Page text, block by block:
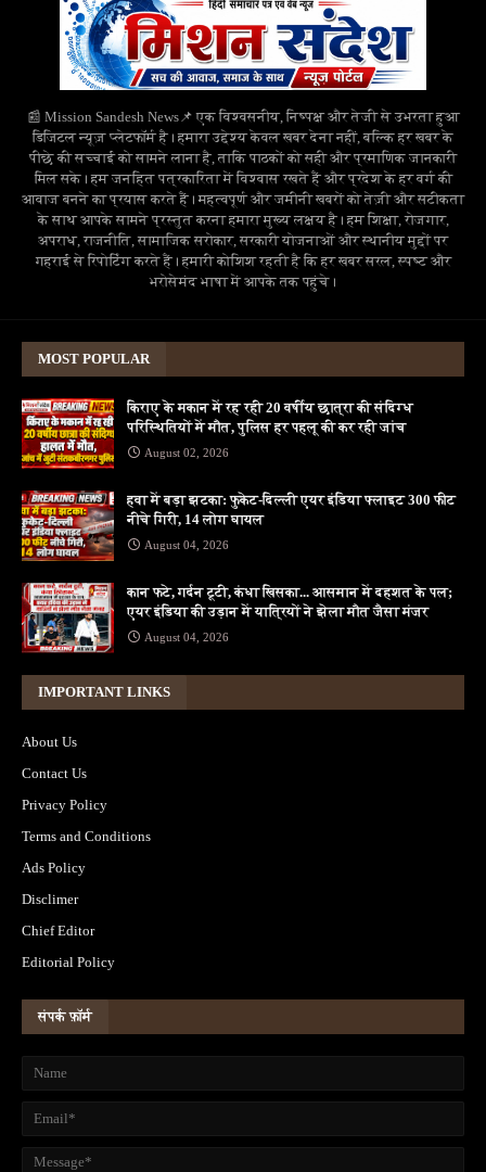
📰 Mission Sandesh News📌 एक विश्वसनीय, निष्पक्ष और तेजी से उभरता हुआ
डिजिटल न्यूज़ प्लेटफॉर्म है। हमारा उद्देश्य केवल खबर देना नहीं, बल्कि हर खबर के
पीछे की सच्चाई को सामने लाना है, ताकि पाठकों को सही और प्रमाणिक जानकारी
मिल सके। हम जनहित पत्रकारिता में विश्वास रखते हैं और प्रदेश के हर वर्ग की
आवाज बनने का प्रयास करते हैं। महत्वपूर्ण और जमीनी खबरों को तेज़ी और सटीकता
के साथ आपके सामने प्रस्तुत करना हमारा मुख्य लक्ष्य है। हम शिक्षा, रोजगार,
अपराध, राजनीति, सामाजिक सरोकार, सरकारी योजनाओं और स्थानीय मुद्दों पर
गहराई से रिपोर्टिंग करते हैं। हमारी कोशिश रहती है कि हर खबर सरल, स्पष्ट और
भरोसेमंद भाषा में आपके तक पहुंचे।
MOST POPULAR
किराए के मकान में रह रही 20 वर्षीय छात्रा की संदिग्ध
परिस्थितियों में मौत, पुलिस हर पहलू की कर रही जांच
August 02, 2026
हवा में बड़ा झटका: फुकेट-दिल्ली एयर इंडिया फ्लाइट 300 फीट
नीचे गिरी, 14 लोग घायल
August 04, 2026
कान फटे, गर्दन टूटी, कंधा खिसका... आसमान में दहशत के पल;
एयर इंडिया की उड़ान में यात्रियों ने झेला मौत जैसा मंजर
August 04, 2026
IMPORTANT LINKS
About Us
Contact Us
Privacy Policy
Terms and Conditions
Ads Policy
Disclimer
Chief Editor
Editorial Policy
संपर्क फ़ॉर्म